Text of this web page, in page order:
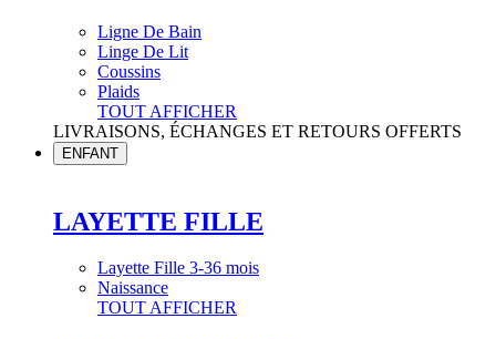
Ligne De Bain
Linge De Lit
Coussins
Plaids
TOUT AFFICHER
LIVRAISONS, ÉCHANGES ET RETOURS OFFERTS
ENFANT
LAYETTE FILLE
Layette Fille 3-36 mois
Naissance
TOUT AFFICHER